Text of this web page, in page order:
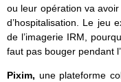
ou leur opération va
d’hospitalisation. Le jeu
de l’imagerie IRM,
faut pas bouger pendant
Pixim, une plateforme